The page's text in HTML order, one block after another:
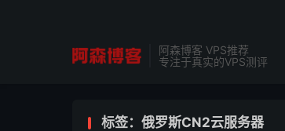
阿森博客 VPS推荐
专注于真实的VPS测评
标签：俄罗斯CN2云服务器